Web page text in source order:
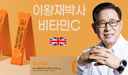
더보기
포토